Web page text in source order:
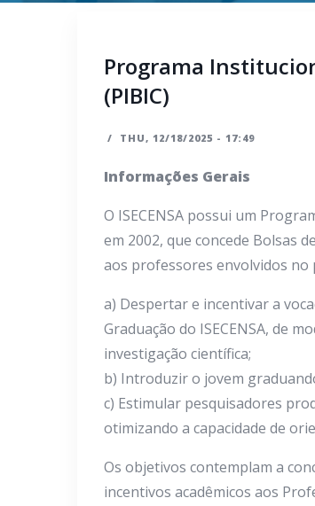
Programa
(PIBIC)
/ THU, 12/18/2025 - 17:49
Informações Gerais
O ISECENSA possui um
em 2002, que concede Bolsas
aos professores envolvidos no
a) Despertar e incentivar a
Graduação do ISECENSA, de
investigação científica;
b) Introduzir o jovem
c) Estimular pesquisadores
otimizando a capacidade de
Os objetivos contemplam a
incentivos acadêmicos aos